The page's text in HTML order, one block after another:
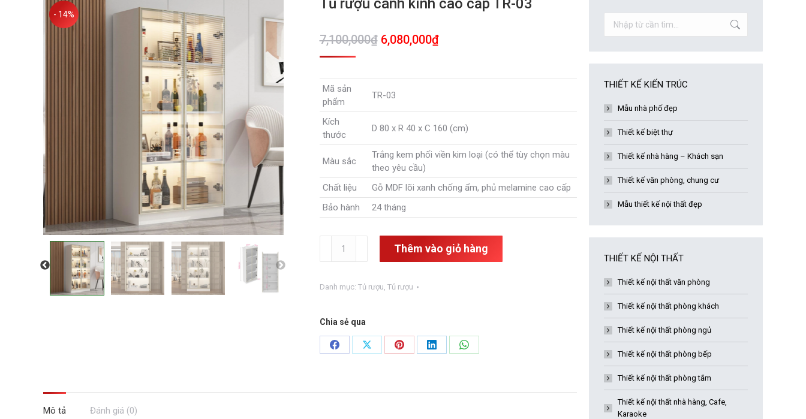
- 14%
Tủ rượu cánh kính cao cấp TR-03
7,100,000₫ Giá
là:
7,100,000₫.
6,080,000₫Giá
tại
6,080,000₫.
Mã sản
phẩm
TR-03
Kích
thước
D 80 x R 40 x C 160 (cm)
Màu sắc
Trắng kem phối viền kim loại (có thể tùy chọn màu
theo yêu cầu)
Chất liệu
Gỗ MDF lõi xanh chống ẩm, phủ melamine cao cấp
Bảo hành
24 tháng
kính
TR-
03
Thêm vào giỏ hàng
Danh mục: Tủ rượu, Tủ rượu
Chia sẻ qua
Share
Share
Share
Share
Share
Mô tả Đánh giá (0)
THIẾT KẾ KIẾN TRÚC
Mẫu nhà phố đẹp
Thiết kế biệt thự
Thiết kế nhà hàng – Khách sạn
Thiết kế văn phòng, chung cư
Mẫu thiết kế nội thất đẹp
THIẾT KẾ NỘI THẤT
Thiết kế nội thất văn phòng
Thiết kế nội thất phòng khách
Thiết kế nội thất phòng ngủ
Thiết kế nội thất phòng bếp
Thiết kế nội thất phòng tắm
Thiết kế nội thất nhà hàng, Cafe,
Karaoke